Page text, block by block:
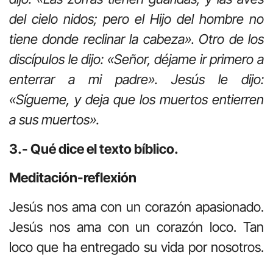
del cielo nidos; pero el Hijo del hombre no
tiene donde reclinar la cabeza». Otro de los
discípulos le dijo: «Señor, déjame ir primero a
enterrar a mi padre». Jesús le dijo:
«Sígueme, y deja que los muertos entierren
a sus muertos».
3.- Qué dice el texto bíblico.
Meditación-reflexión
Jesús nos ama con un corazón apasionado.
Jesús nos ama con un corazón loco. Tan
loco que ha entregado su vida por nosotros.